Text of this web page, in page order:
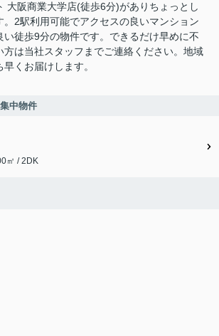
大阪商業大学店(徒歩6分)がありちょっとし
。2駅利用可能でアクセスの良いマンション
い徒歩9分の物件です。できるだけ早めに不
方は当社スタッフまでご連絡ください。地域
くお届けします。
中物件
㎡ / 2DK